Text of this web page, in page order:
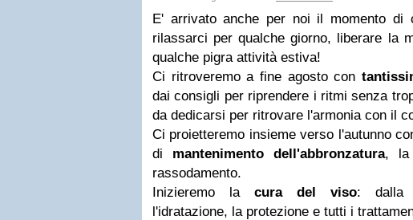
E' arrivato anche per noi il momento di
rilassarci per qualche giorno, liberare la
qualche pigra attività estiva!
Ci ritroveremo a fine agosto con
dai consigli per riprendere i ritmi senza
da dedicarsi per ritrovare l'armonia con il
Ci proietteremo insieme verso l'autunno
di mantenimento dell'abbronzatura, la
rassodamento.
Inizieremo la cura del viso: dalla
l'idratazione, la protezione e tutti i